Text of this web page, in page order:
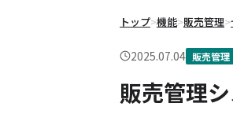
トップ>機能>販売管理>
2025.07.04 販売管理
販売管理